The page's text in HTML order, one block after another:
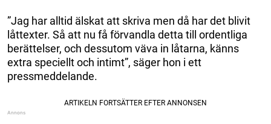
”Jag har alltid älskat att skriva men då har det blivit
låttexter. Så att nu få förvandla detta till ordentliga
berättelser, och dessutom väva in låtarna, känns
extra speciellt och intimt”, säger hon i ett
pressmeddelande.